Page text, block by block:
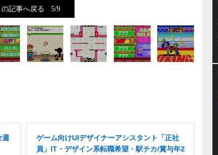
の記事へ戻る 5/9
ゲーム向けUIデザイナーアシスタント「正社
員」IT・デザイン系転職希望・駅チカ/賞与年2